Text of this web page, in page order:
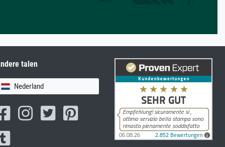
talen
Nederland